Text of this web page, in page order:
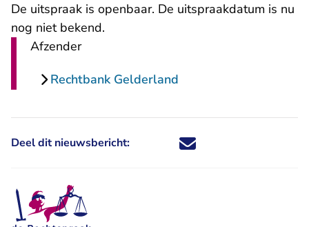
De uitspraak is openbaar. De uitspraakdatum is nu
nog niet bekend.
Afzender
Rechtbank Gelderland
Deel dit nieuwsbericht: Deel dit nieuwsbericht via X -
Deel dit nieuwsbericht via
Deel dit nieuwsbericht
Deel dit